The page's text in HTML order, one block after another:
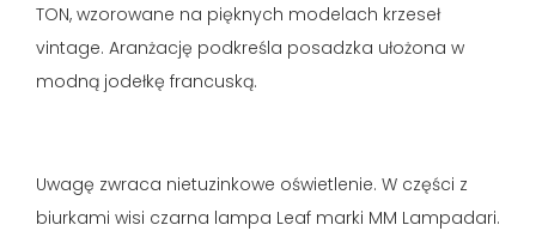
TON, wzorowane na pięknych modelach krzeseł
vintage. Aranżację podkreśla posadzka ułożona w
modną jodełkę francuską.
Uwagę zwraca nietuzinkowe oświetlenie. W części z
biurkami wisi czarna lampa Leaf marki MM Lampadari.